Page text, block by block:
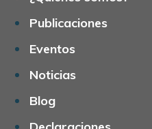
Publicaciones
Eventos
Noticias
Blog